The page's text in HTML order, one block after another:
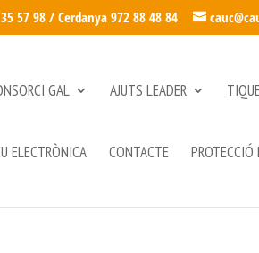
57 98 / Cerdanya 972 88 48 84
GAL AJUTS LEADER
ELECTRÒNICA CONTACTE PROTECCIÓ